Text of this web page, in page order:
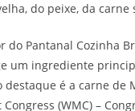
do peixe, da carne
do Pantanal Cozinha
um ingrediente
destaque é a carne de
(WMC) –